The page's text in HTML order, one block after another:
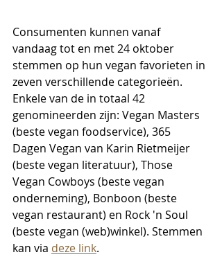
Consumenten kunnen vanaf
vandaag tot en met 24 oktober
stemmen op hun vegan favorieten in
zeven verschillende categorieën.
Enkele van de in totaal 42
genomineerden zijn: Vegan Masters
(beste vegan foodservice), 365
Dagen Vegan van Karin Rietmeijer
(beste vegan literatuur), Those
Vegan Cowboys (beste vegan
onderneming), Bonboon (beste
vegan restaurant) en Rock 'n Soul
(beste vegan (web)winkel). Stemmen
kan via deze link.